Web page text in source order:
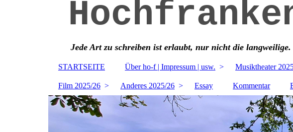
Jede Art zu schreiben ist erlaubt, nur nicht die langweilige.
STARTSEITE Über ho-f | Impressum | usw. Musiktheater
Film 2025/26 Anderes 2025/26 Essay Kommentar